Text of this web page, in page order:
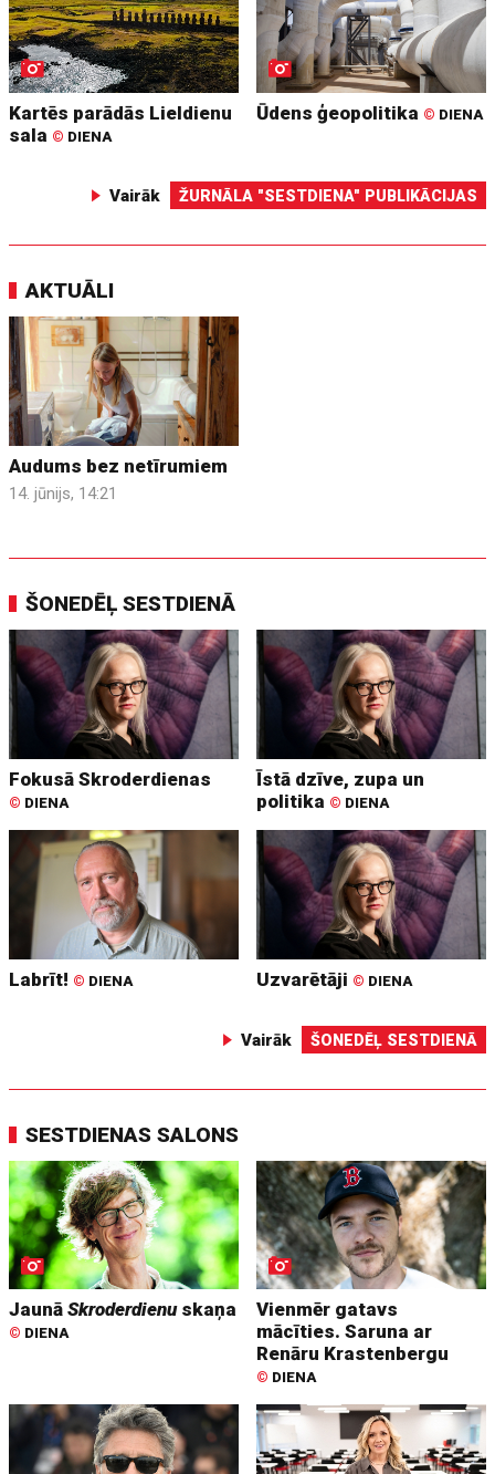
Kartēs parādās Lieldienu
sala © DIENA
Ūdens ģeopolitika © DIENA
Vairāk ŽURNĀLA "SESTDIENA" PUBLIKĀCIJAS
AKTUĀLI
Audums bez netīrumiem
14. jūnijs, 14:21
ŠONEDĒĻ SESTDIENĀ
Fokusā Skroderdienas
© DIENA
Īstā dzīve, zupa un
politika © DIENA
Labrīt! © DIENA Uzvarētāji © DIENA
Vairāk ŠONEDĒĻ SESTDIENĀ
SESTDIENAS SALONS
JaunāSkroderdienuskaņa
© DIENA
Vienmēr gatavs
mācīties. Saruna ar
Renāru Krastenbergu
© DIENA